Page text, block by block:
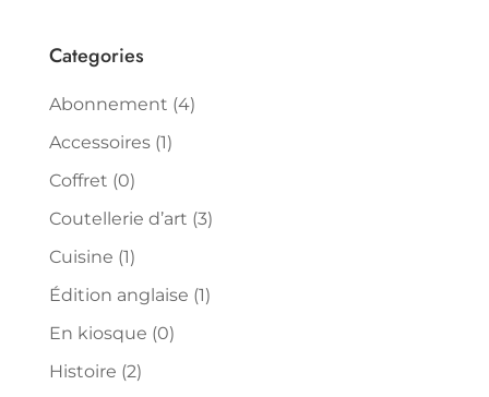
Categories
Abonnement (4)
Accessoires (1)
Coffret (0)
Coutellerie d’art (3)
Cuisine (1)
Édition anglaise (1)
En kiosque (0)
Histoire (2)